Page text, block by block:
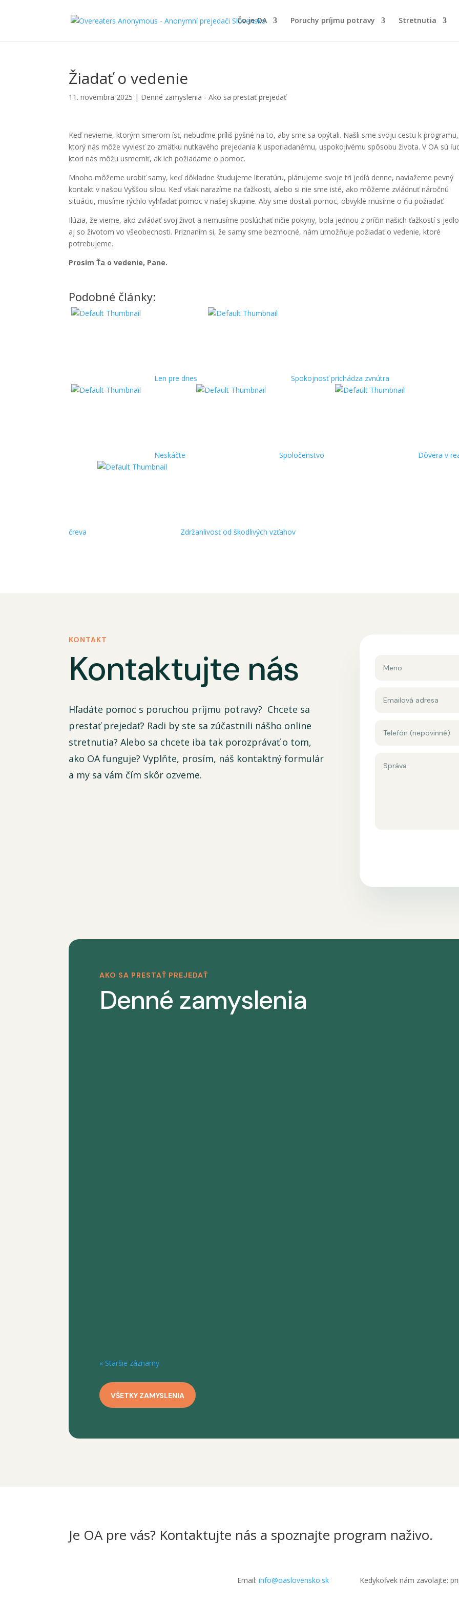
Čo je OA Poruchy príjmu potravy Stretnutia
Žiadať o vedenie
11. novembra 2025 | Denné zamyslenia - Ako sa prestať prejedať
Keď nevieme, ktorým smerom ísť, nebuďme príliš pyšné na to, aby sme sa opýtali. Našli sme svoju cestu k programu,
ktorý nás môže vyviesť zo zmätku nutkavého prejedania k usporiadanému, uspokojivému spôsobu života. V OA sú
ktorí nás môžu usmerniť, ak ich požiadame o pomoc.
Mnoho môžeme urobiť samy, keď dôkladne študujeme literatúru, plánujeme svoje tri jedlá denne, naviažeme pevný
kontakt v našou Vyššou silou. Keď však narazíme na ťažkosti, alebo si nie sme isté, ako môžeme zvládnuť náročnú
situáciu, musíme rýchlo vyhľadať pomoc v našej skupine. Aby sme dostali pomoc, obvykle musíme o ňu požiadať.
Ilúzia, že vieme, ako zvládať svoj život a nemusíme poslúchať ničie pokyny, bola jednou z príčin našich ťažkostí s
aj so životom vo všeobecnosti. Priznaním si, že samy sme bezmocné, nám umožňuje požiadať o vedenie, ktoré
potrebujeme.
Prosím Ťa o vedenie, Pane.
Podobné články:
Len pre dnes Spokojnosť prichádza zvnútra
Neskáčte Spoločenstvo Dôvera v
čreva Zdržanlivosť od škodlivých vzťahov
KONTAKT
Kontaktujte nás
Hľadáte pomoc s poruchou príjmu potravy? Chcete sa
prestať prejedať? Radi by ste sa zúčastnili nášho online
stretnutia? Alebo sa chcete iba tak porozprávať o tom,
ako OA funguje? Vyplňte, prosím, náš kontaktný formulár
a my sa vám čím skôr ozveme.
AKO SA PRESTAŤ PREJEDAŤ
Denné zamyslenia
« Staršie záznamy
VŠETKY ZAMYSLENIA
Je OA pre vás? Kontaktujte nás a spoznajte program naživo.
Email:info@oaslovensko.sk Kedykoľvek nám zavolajte: